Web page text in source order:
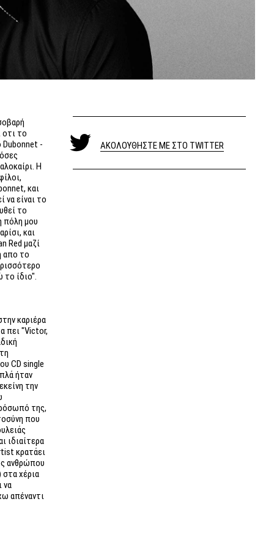
οτι το
Dubonnet -
Η
και
να είναι το
το
πόλη μου
και
Red μαζί
απο το
ίδιο".
καριέρα
πει "Victor,
CD single
ήταν
την
της,
που
ιδιαίτερα
κρατάει
ανθρώπου
χέρια
να
απέναντι
ΑΚΟΛΟΥΘΗΣΤΕ ΜΕ ΣΤΟ TWITTER